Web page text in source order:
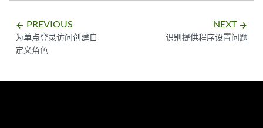
arrow_backward PREVIOUS
为单点登录访问创建自
定义角色
NEXT arrow_forward
识别提供程序设置问题